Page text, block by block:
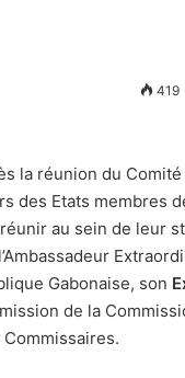
419
la réunion du
des Etats membres
au sein de leur
Gabonaise, son
de la